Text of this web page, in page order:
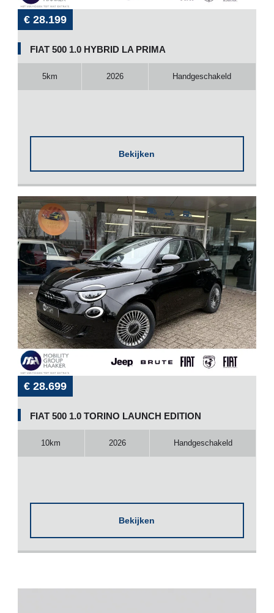
€ 28.199
FIAT 500 1.0 HYBRID LA PRIMA
5km 2026 Handgeschakeld
Bekijken
€ 28.699
FIAT 500 1.0 TORINO LAUNCH EDITION
10km 2026 Handgeschakeld
Bekijken